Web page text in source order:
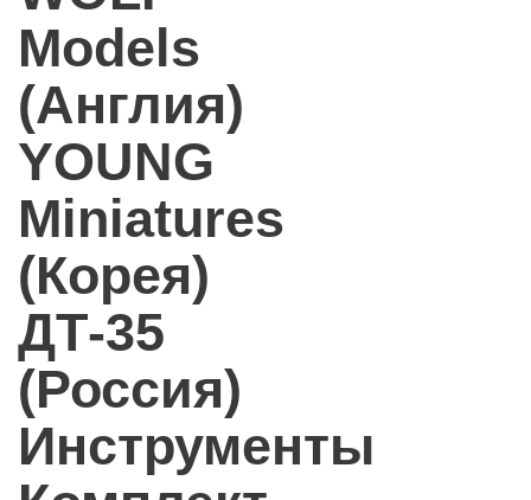
Models
(Англия)
YOUNG
Miniatures
(Корея)
ДТ-35
(Россия)
Инструменты